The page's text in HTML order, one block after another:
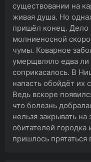
существовании на
живая душа. Но
пришёл конец. Дело
молниеносной
чумы. Коварное
умерщвляло едва ли
соприкасалось. В
напасть обойдёт их
Ведь вскоре
что болезнь
нельзя закрывать на
обитателей
пришлось прятаться